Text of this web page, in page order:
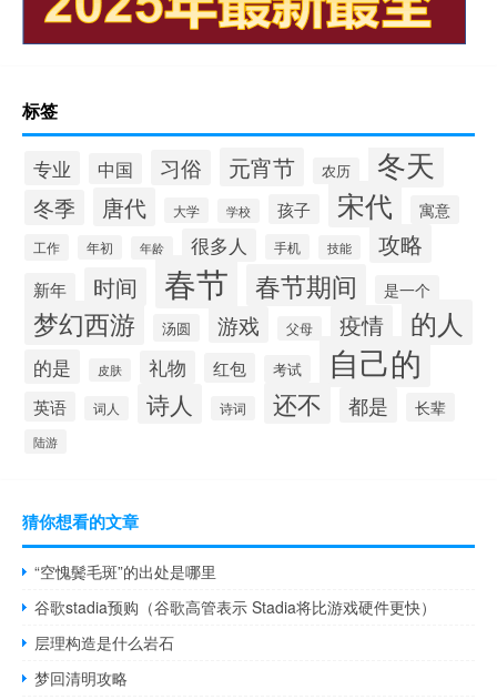
标签
专业 中国 习俗 元宵节 农历 冬天
冬季 唐代 大学 学校 孩子 宋代 寓意
工作 年初 年龄 很多人 手机 技能 攻略
新年 时间 春节 春节期间 是一个
梦幻西游 汤圆 游戏 父母 疫情 的人
的是 皮肤 礼物 红包 考试 自己的
英语 词人 诗人 诗词 还不 都是 长辈
陆游
猜你想看的文章
“空愧鬓毛斑”的出处是哪里
谷歌stadia预购（谷歌高管表示 Stadia将比游戏硬件更快）
层理构造是什么岩石
梦回清明攻略